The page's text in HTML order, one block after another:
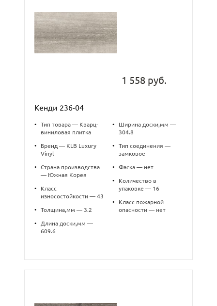
1 558 руб.
Кенди 236-04
•
Тип товара — Кварц-
виниловая плитка
•
Бренд — KLB Luxury
Vinyl
•
Страна производства
— Южная Корея
•
Класс
износостойкости — 43
• Толщина,мм — 3.2
•
Длина доски,мм —
609.6
•
Ширина доски,мм —
304.8
•
Тип соединения —
замковое
• Фаска — нет
•
Количество в
упаковке — 16
•
Класс пожарной
опасности — нет